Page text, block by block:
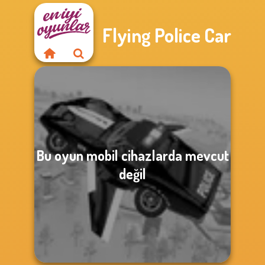
Flying Police Car
Bu oyun mobil cihazlarda mevcut
değil